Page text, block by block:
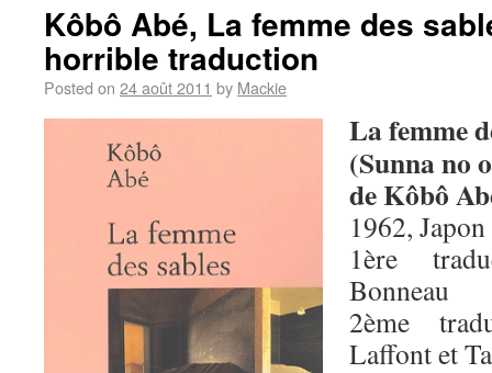
Kôbô Abé, La femme des
horrible traduction
Posted on 24 août 2011 by Mackie
La femme
(Sunna no
de Kôbô
1962,
1ère
Bonneau
2ème
Laffont et